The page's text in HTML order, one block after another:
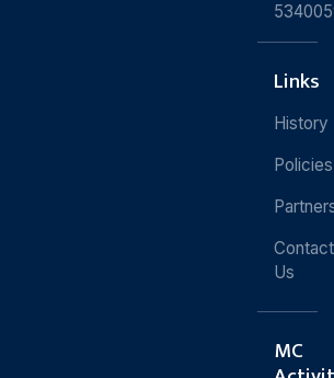
Links
History
Policies
Contact
Us
MC